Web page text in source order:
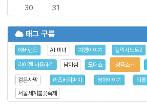
30
31
태그 구름
에버랜드 AI 미녀 여행이야기 갤럭시노트2
라이젠 사용하기 남이섬 모터쇼 상품소개
검은사막 라즈베리파이 영화이야기 리콜
서울세계불꽃축제